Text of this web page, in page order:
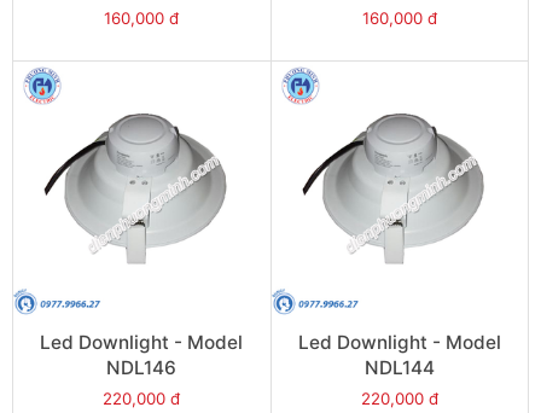
160,000 đ 160,000 đ
Led Downlight - Model
NDL146
220,000 đ
Led Downlight - Model
NDL144
220,000 đ